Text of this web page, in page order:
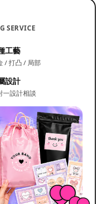
SERVICE
工藝
/ 打凸 / 局部
設計
一設計相談